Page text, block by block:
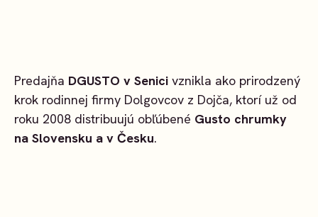
Predajňa DGUSTO v Senici vznikla ako prirodzený
krok rodinnej firmy Dolgovcov z Dojča, ktorí už od
roku 2008 distribuujú obľúbené Gusto chrumky
na Slovensku a v Česku.